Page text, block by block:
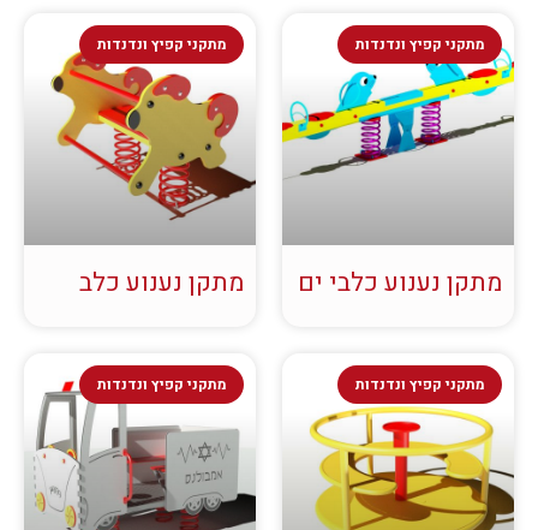
מתקני קפיץ ונדנדות
מתקן נענוע כלבי ים
מתקני קפיץ ונדנדות
מתקן נענוע כלב
מתקני קפיץ ונדנדות מתקני קפיץ ונדנדות